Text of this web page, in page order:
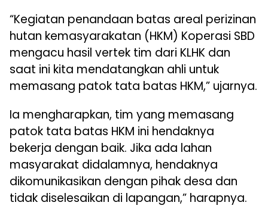
“Kegiatan penandaan batas areal perizinan
hutan kemasyarakatan (HKM) Koperasi SBD
mengacu hasil vertek tim dari KLHK dan
saat ini kita mendatangkan ahli untuk
memasang patok tata batas HKM,” ujarnya.
Ia mengharapkan, tim yang memasang
patok tata batas HKM ini hendaknya
bekerja dengan baik. Jika ada lahan
masyarakat didalamnya, hendaknya
dikomunikasikan dengan pihak desa dan
tidak diselesaikan di lapangan,” harapnya.